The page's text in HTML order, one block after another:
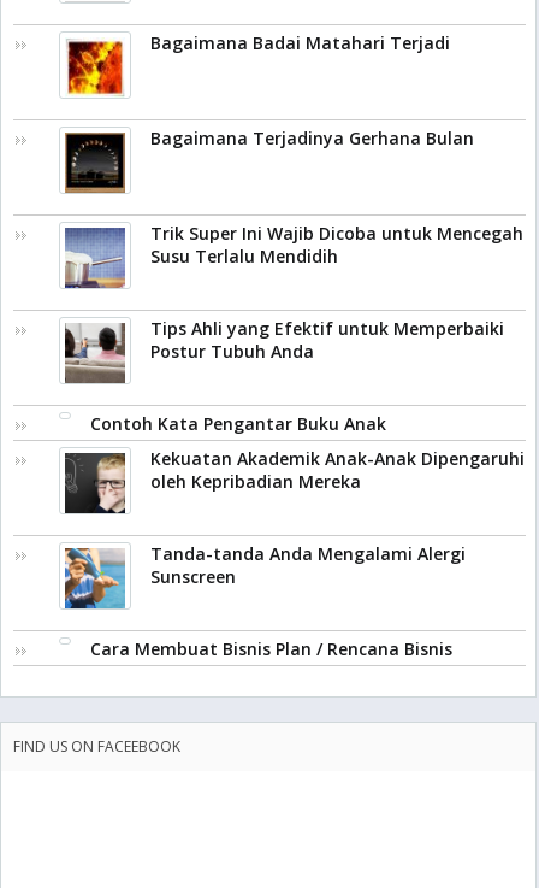
Bagaimana Badai Matahari Terjadi
Bagaimana Terjadinya Gerhana Bulan
Trik Super Ini Wajib Dicoba untuk Mencegah
Susu Terlalu Mendidih
Tips Ahli yang Efektif untuk Memperbaiki
Postur Tubuh Anda
Contoh Kata Pengantar Buku Anak
Kekuatan Akademik Anak-Anak Dipengaruhi
oleh Kepribadian Mereka
Tanda-tanda Anda Mengalami Alergi
Sunscreen
Cara Membuat Bisnis Plan / Rencana Bisnis
FIND US ON FACEEBOOK